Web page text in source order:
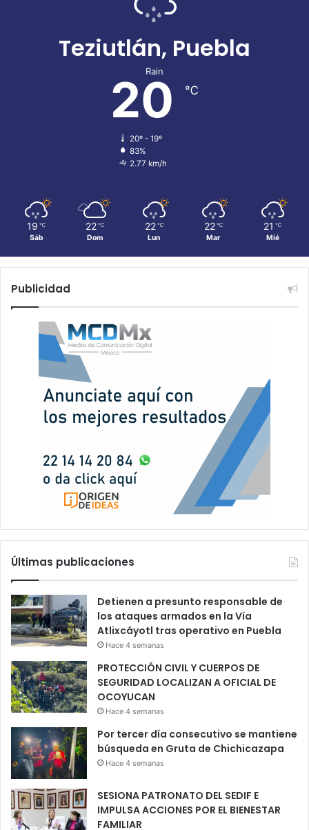
Teziutlán, Puebla
Rain
20 ℃
20º - 19º
83%
2.77 km/h
19 ℃
Sáb
22 ℃
Dom
22 ℃
Lun
22 ℃
Mar
21 ℃
Mié
Publicidad
Últimas publicaciones
Detienen a presunto responsable de
los ataques armados en la Vía
Atlixcáyotl tras operativo en Puebla
Hace 4 semanas
PROTECCIÓN CIVIL Y CUERPOS DE
SEGURIDAD LOCALIZAN A OFICIAL DE
OCOYUCAN
Hace 4 semanas
Por tercer día consecutivo se mantiene
búsqueda en Gruta de Chichicazapa
Hace 4 semanas
SESIONA PATRONATO DEL SEDIF E
IMPULSA ACCIONES POR EL BIENESTAR
FAMILIAR